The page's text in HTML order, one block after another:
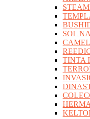
SOL
TINTA